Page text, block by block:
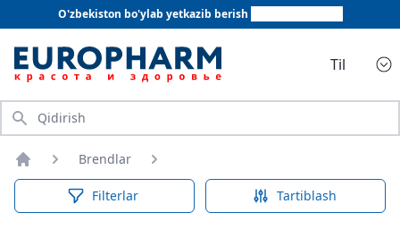
O'zbekiston bo'ylab yetkazib berish
Til
Qidirish
Bosh sahifa
Brendlar
Filterlar Tartiblash